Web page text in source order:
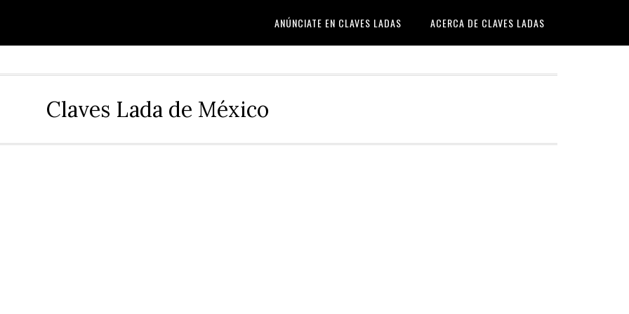
ANÚNCIATE EN CLAVES LADAS ACERCA DE CLAVES LADAS
Claves Lada de México